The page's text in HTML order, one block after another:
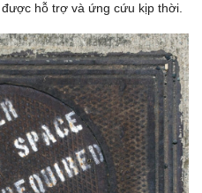
hỗ trợ và ứng cứu kịp thời.